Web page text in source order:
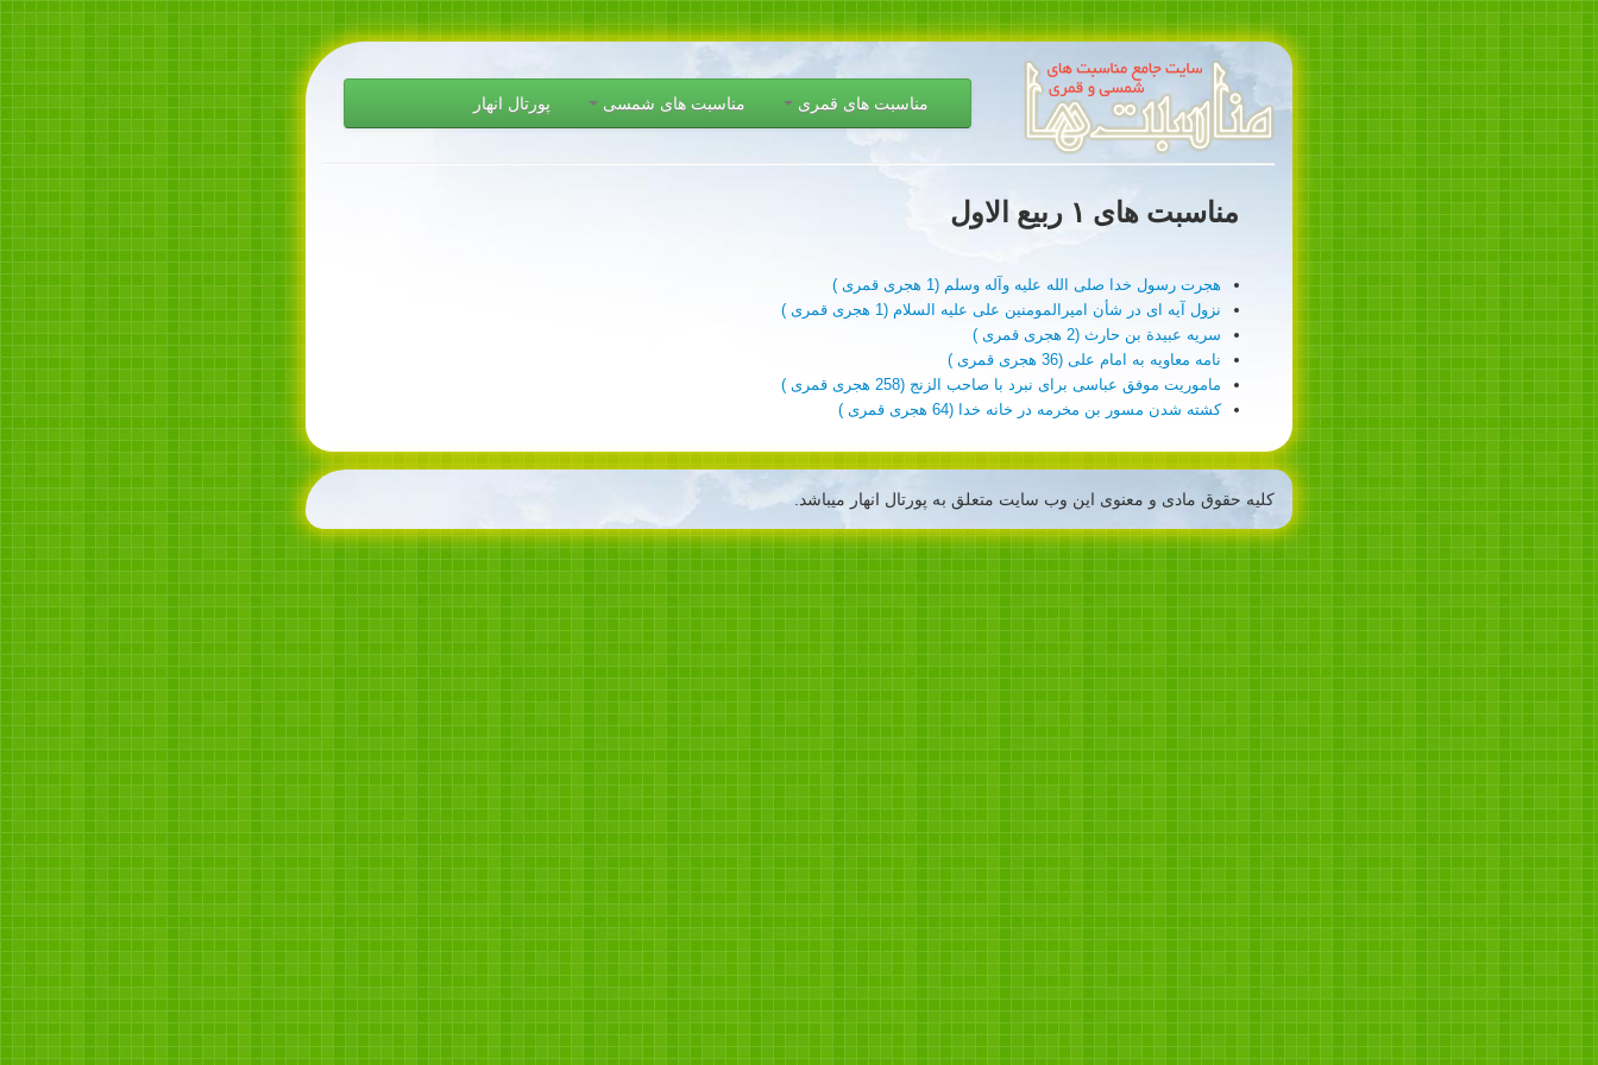
مناسبت های قمری مناسبت های شمسی پورتال انهار
مناسبت های ۱ ربیع الاول
هجرت رسول خدا صلی الله علیه وآله وسلم (1 هجری قمری )
نزول آيه اى در شأن امیرالمومنین على علیه السلام (1 هجری قمری )
سريه عبيدة بن حارث (2 هجری قمری )
نامه معاويه به امام على (36 هجری قمری )
ماموريت موفق عباسى براى نبرد با صاحب الزنج (258 هجری قمری )
كشته شدن مسور بن مخرمه در خانه خدا (64 هجری قمری )
کلیه حقوق مادی و معنوی این وب سایت متعلق به پورتال انهار میباشد.